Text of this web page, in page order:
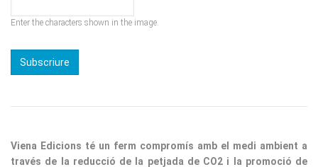
Enter the characters shown in the image.
Viena Edicions té un ferm compromís amb el medi ambient a
través de la reducció de la petjada de CO2 i la promoció de